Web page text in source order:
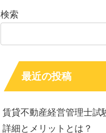
検索
最近の投稿
賃貸不動産経営管理士試
詳細とメリットとは？